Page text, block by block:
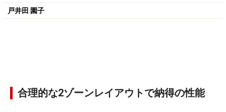
戸井田 園子
合理的な2ゾーンレイアウトで納得の性能